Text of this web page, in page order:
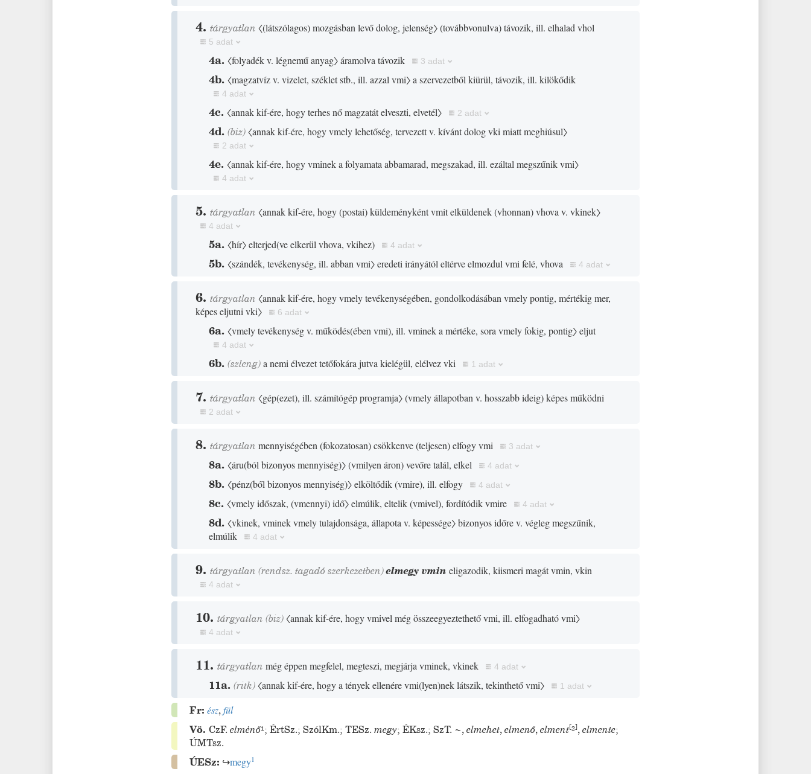
4.tárgyatlan 〈(látszólagos)mozgásban levő dolog, jelenség〉 (továbbvonulva)távozik, ill. elhalad vhol
5 adat
4a.〈folyadék v. légnemű anyag〉áramolva távozik 3 adat
4b.〈magzatvíz v. vizelet, széklet stb., ill. azzal vmi〉a szervezetből kiürül, távozik, ill. kilökődik
4 adat
4c.〈annak kif-ére, hogy terhes nő magzatát elveszti, elvetél〉 2 adat
4d.(biz) 〈annak kif-ére, hogy vmely lehetőség, tervezett v. kívánt dolog vki miatt meghiúsul〉
2 adat
4e.〈annak kif-ére, hogy vminek a folyamata abbamarad, megszakad, ill. ezáltal megszűnik vmi〉
4 adat
5.tárgyatlan 〈annak kif-ére, hogy(postai)küldeményként vmit elküldenek(vhonnan)vhova v. vkinek〉
4 adat
5a.〈hír〉elterjed(ve elkerül vhova, vkihez) 4 adat
5b.〈szándék, tevékenység, ill. abban vmi〉eredeti irányától eltérve elmozdul vmi felé, vhova 4 adat
6.tárgyatlan 〈annak kif-ére, hogy vmely tevékenységében, gondolkodásában vmely pontig, mértékig mer,
képes eljutni vki〉
6 adat
6a.〈vmely tevékenység v. működés(ében vmi), ill. vminek a mértéke, sora vmely fokig, pontig〉eljut
4 adat
6b.(szleng) a nemi élvezet tetőfokára jutva kielégül, elélvez vki 1 adat
7.tárgyatlan 〈gép(ezet), ill. számítógép programja〉 (vmely állapotban v. hosszabb ideig)képes működni
2 adat
8.tárgyatlan mennyiségében(fokozatosan)csökkenve(teljesen)elfogy vmi 3 adat
8a.〈áru(ból bizonyos mennyiség)〉 (vmilyen áron)vevőre talál, elkel 4 adat
8b.〈pénz(ből bizonyos mennyiség)〉elköltődik(vmire), ill. elfogy 4 adat
8c.〈vmely időszak,(vmennyi)idő〉elmúlik, eltelik(vmivel), fordítódik vmire 4 adat
8d.〈vkinek, vminek vmely tulajdonsága, állapota v. képessége〉bizonyos időre v. végleg megszűnik,
elmúlik
4 adat
9.tárgyatlan (rendsz. tagadó szerkezetben)elmegy vmin eligazodik, kiismeri magát vmin, vkin
4 adat
10.tárgyatlan (biz) 〈annak kif-ére, hogy vmivel még összeegyeztethető vmi, ill. elfogadható vmi〉
4 adat
11.tárgyatlan még éppen megfelel, megteszi, megjárja vminek, vkinek 4 adat
11a.(ritk) 〈annak kif-ére, hogy a tények ellenére vmi(lyen)nek látszik, tekinthető vmi〉 1 adat
Fr: ész,fül
Vö.CzF. elmėnő¹;ÉrtSz.;SzólKm.;TESz. megy;ÉKsz.;SzT. ~,elmehet,elmenő,elment[²],elmente;
ÚMTsz.
ÚESz: ↪megy1